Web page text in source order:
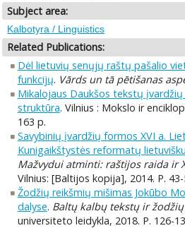
Subject area:
Kalbotyra / Linguistics
Related Publications:
Dėl lietuvių senųjų raštų pašalio
funkcijų. Vārds un tā pētišanas
Mikalojaus Daukšos tekstų
struktūra. Vilnius : Mokslo ir
163 p.
Savybinių įvardžių formos XVI a.
Kunigaikštystės reformatų
Mažvydui atminti: raštijos raida ir
Vilnius: [Baltijos kopija], 2014. P. 43-
Žodžių reikšmių mišimas Jokūbo
dalyse. Baltų kalbų tekstų ir
universiteto leidykla, 2018. P. 126-